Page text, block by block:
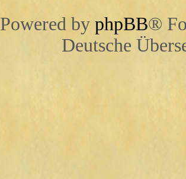
Powered by phpBB®
Deutsche